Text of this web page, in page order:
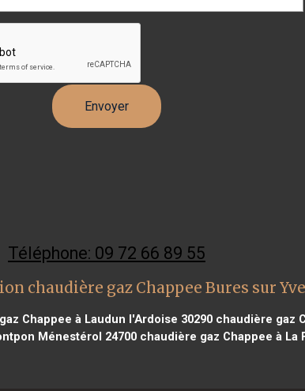
Téléphone: 09 72 66 89 55
chaudière gaz Chappee Bures sur
Chappee à Laudun l'Ardoise 30290 chaudière gaz
Ménestérol 24700chaudière gaz Chappee à La